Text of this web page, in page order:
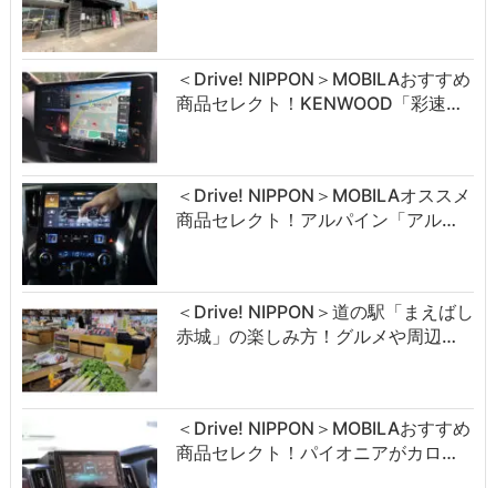
＜Drive! NIPPON＞MOBILAおすすめ
商品セレクト！KENWOOD「彩速…
＜Drive! NIPPON＞MOBILAオススメ
商品セレクト！アルパイン「アル…
＜Drive! NIPPON＞道の駅「まえばし
赤城」の楽しみ方！グルメや周辺…
＜Drive! NIPPON＞MOBILAおすすめ
商品セレクト！パイオニアがカロ…